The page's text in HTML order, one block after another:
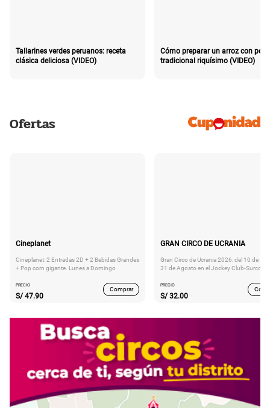
Tallarines verdes peruanos: receta
clásica deliciosa (VIDEO)
Cómo preparar un arroz con pollo
tradicional riquísimo (VIDEO)
Ofertas
Cineplanet
Cineplanet: 2 Entradas 2D + 2 Bebidas Grandes
+ Pop corn gigante. Lunes a Domingo
PRECIO
S/ 47.90
Comprar
GRAN CIRCO DE UCRANIA
Gran Circo de Ucrania 2026: del 10 de
31 de Agosto en el Jockey Club-Surco
PRECIO
S/ 32.00